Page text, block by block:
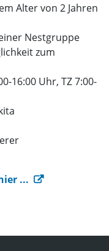
Alter von 2 Jahren
Nestgruppe
zum
16:00 Uhr, TZ 7:00-
...